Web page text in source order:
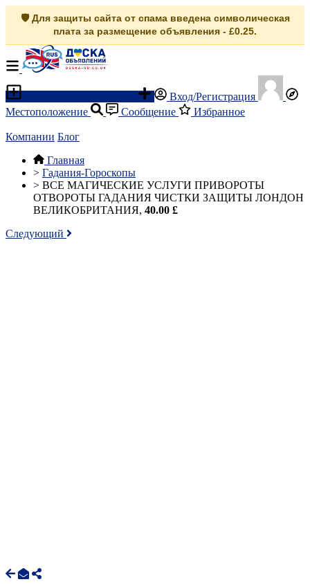
🛡️ Для защиты сайта от спама введена символическая
плата за размещение объявления - £0.25.
Вход/Регистрация
Местоположение
Сообщение Избранное
Компании Блог
Главная
> Гадания-Гороскопы
> ВСЕ МАГИЧЕСКИЕ УСЛУГИ ПРИВОРОТЫ
ОТВОРОТЫ ГАДАНИЯ ЧИСТКИ ЗАЩИТЫ ЛОНДОН
ВЕЛИКОБРИТАНИЯ, 40.00 £
Следующий